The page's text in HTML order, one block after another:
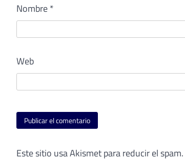
Nombre*
Web
Este sitio usa Akismet para reducir el spam.